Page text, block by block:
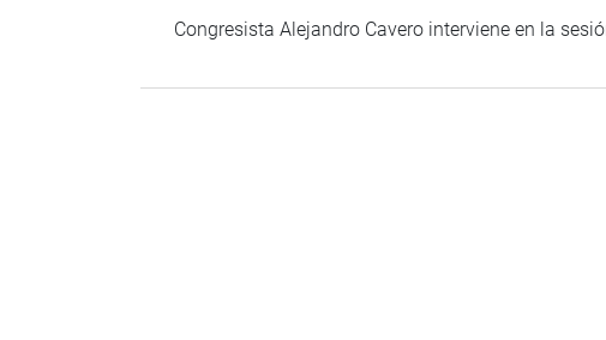
Congresista Alejandro Cavero interviene en la